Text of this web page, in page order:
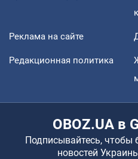
Реклама на сайте
Редакционная политика
OBOZ.UA в
Подписывайтесь, чтобы
новостей